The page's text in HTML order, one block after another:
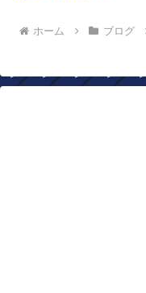
ホーム ブログ